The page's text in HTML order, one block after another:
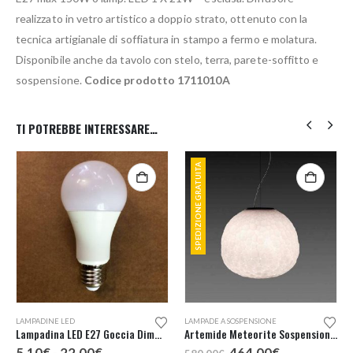
realizzato in vetro artistico a doppio strato, ottenuto con la
tecnica artigianale di soffiatura in stampo a fermo e molatura.
Disponibile anche da tavolo con stelo, terra, parete-soffitto e
sospensione. Codice prodotto 1711010A
TI POTREBBE INTERESSARE…
Questo prodotto ha più varianti. Le opzioni possono essere scelte nella pagina del prodotto
LAMPADINE LED
Lampadina LED E27 Goccia Dimmerabile
SPEDIZIONE GRATUITA
LAMPADE A SOSPENSIONE
Artemide Meteorite Sospensione 35